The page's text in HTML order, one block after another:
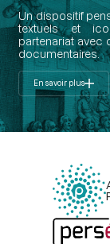
Un dispositif
textuels et
partenariat avec
documentaires.
En savoir plus